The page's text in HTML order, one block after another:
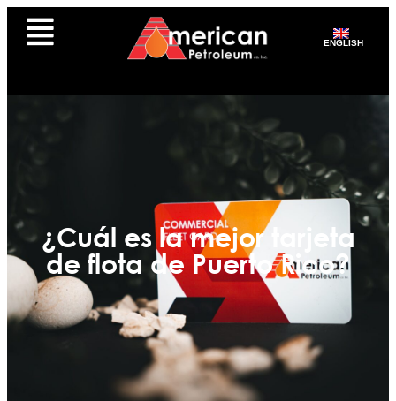
ENGLISH
¿Cuál es la mejor tarjeta
de flota de Puerto Rico?